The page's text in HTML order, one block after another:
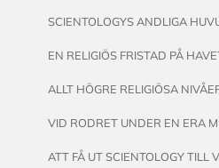
SCIENTOLOGYS ANDLIGA
EN RELIGIÖS FRISTAD PÅ
ALLT HÖGRE RELIGIÖSA
VID RODRET UNDER EN ERA
ATT FÅ UT SCIENTOLOGY TILL